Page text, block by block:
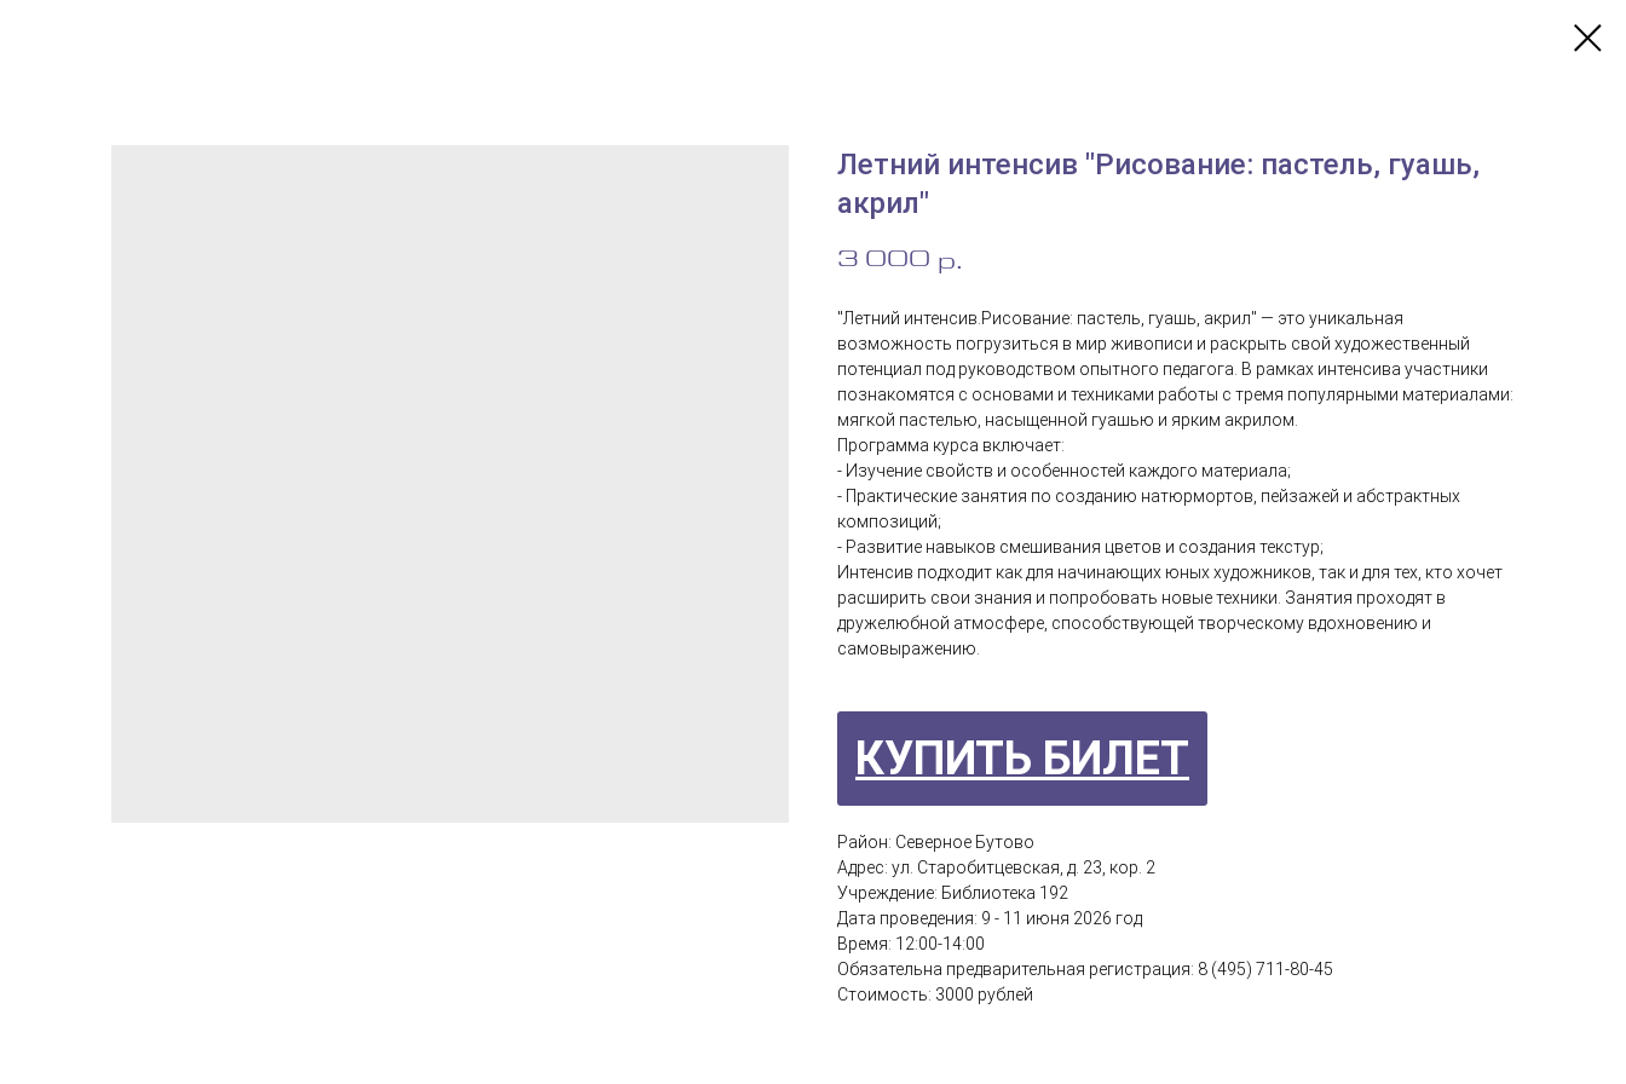
Летний интенсив "Рисование: пастель, гуашь,
акрил"
3 000 р.
"Летний интенсив.Рисование: пастель, гуашь, акрил" — это уникальная
возможность погрузиться в мир живописи и раскрыть свой художественный
потенциал под руководством опытного педагога. В рамках интенсива участники
познакомятся с основами и техниками работы с тремя популярными материалами:
мягкой пастелью, насыщенной гуашью и ярким акрилом.
Программа курса включает:
- Изучение свойств и особенностей каждого материала;
- Практические занятия по созданию натюрмортов, пейзажей и абстрактных
композиций;
- Развитие навыков смешивания цветов и создания текстур;
Интенсив подходит как для начинающих юных художников, так и для тех, кто хочет
расширить свои знания и попробовать новые техники. Занятия проходят в
дружелюбной атмосфере, способствующей творческому вдохновению и
самовыражению.
КУПИТЬ БИЛЕТ
Район: Северное Бутово
Адрес: ул. Старобитцевская, д. 23, кор. 2
Учреждение: Библиотека 192
Дата проведения: 9 - 11 июня 2026 год
Время: 12:00-14:00
Обязательна предварительная регистрация: 8 (495) 711-80-45
Стоимость: 3000 рублей